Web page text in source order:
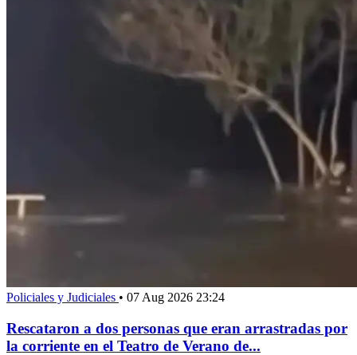
Policiales y Judiciales • 07 Aug 2026 23:24
Rescataron a dos personas que eran arrastradas por
la corriente en el Teatro de Verano de...